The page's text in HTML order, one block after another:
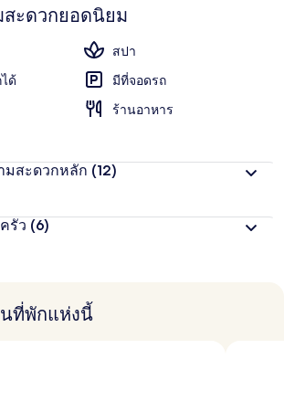
สะดวกยอดนิยม
สปา
ด้
มีที่จอดรถ
ร้านอาหาร
มสะดวกหลัก (12)
รัว (6)
นที่พักแห่งนี้